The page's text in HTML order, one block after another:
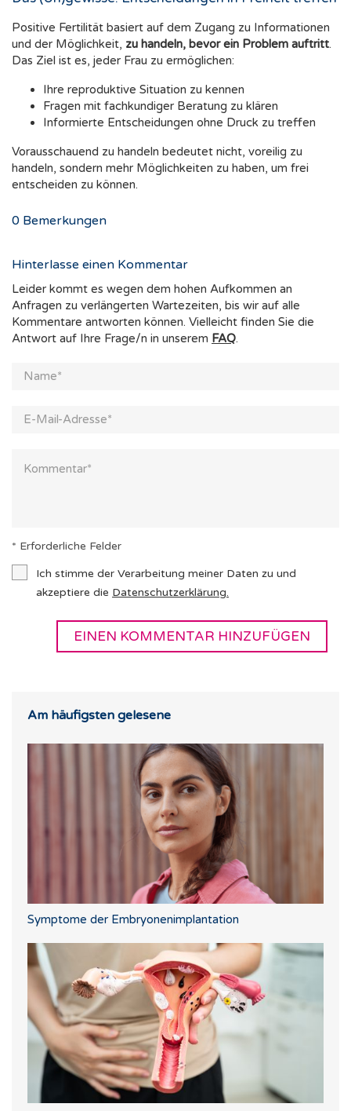
Positive Fertilität basiert auf dem Zugang zu Informationen
und der Möglichkeit, zu handeln, bevor ein Problem auftritt.
Das Ziel ist es, jeder Frau zu ermöglichen:
Ihre reproduktive Situation zu kennen
Fragen mit fachkundiger Beratung zu klären
Informierte Entscheidungen ohne Druck zu treffen
Vorausschauend zu handeln bedeutet nicht, voreilig zu
handeln, sondern mehr Möglichkeiten zu haben, um frei
entscheiden zu können.
0 Bemerkungen
Hinterlasse einen Kommentar
Leider kommt es wegen dem hohen Aufkommen an
Anfragen zu verlängerten Wartezeiten, bis wir auf alle
Kommentare antworten können. Vielleicht finden Sie die
Antwort auf Ihre Frage/n in unserem FAQ.
* Erforderliche Felder
Ich stimme der Verarbeitung meiner Daten zu und
akzeptiere die Datenschutzerklärung.
Am häufigsten gelesene
Symptome der Embryonenimplantation